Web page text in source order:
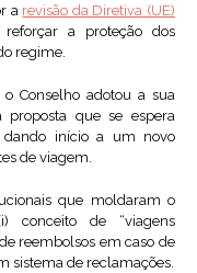
a revisão da Diretiva (UE)
a proteção dos
regime.
o Conselho adotou a sua
proposta que se espera
início a um novo
de viagem.
que moldaram o
conceito de “viagens
reembolsos em caso de
sistema de reclamações.